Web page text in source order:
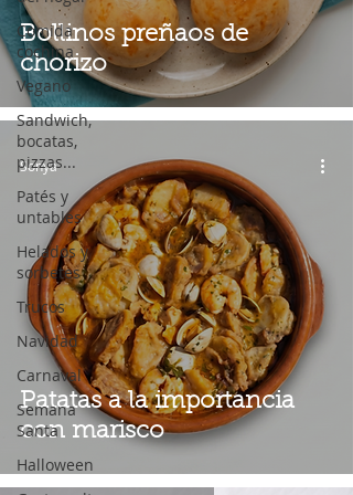
Comida
cochina
Vegano
Sandwich,
bocatas,
pizzas...
Patés y
untables
Helados y
sorbetes
Trucos
Navidad
Carnaval
Semana
Santa
Halloween
Bollinos preñaos de
chorizo
Patatas a la importancia
con marisco
Sonya